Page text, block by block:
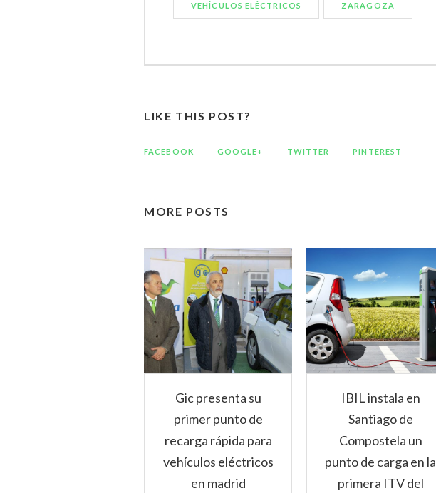
VEHÍCULOS ELÉCTRICOS ZARAGOZA
LIKE THIS POST?
FACEBOOK GOOGLE+ TWITTER PINTEREST
MORE POSTS
Gic presenta su
primer punto de
recarga rápida para
vehículos eléctricos
en madrid
IBIL instala en
Santiago de
Compostela un
punto de carga en la
primera ITV del